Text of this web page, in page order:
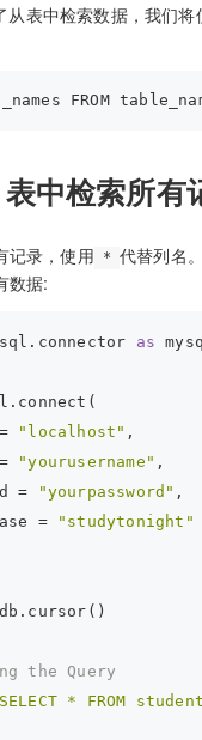
从表中检索数据，我们将
中检索所有
记录，使用 * 代替列名
数据:
as
"localhost" ,
"yourusername" ,
=
"yourpassword" ,
=
"studytonight"
the Query
* FROM